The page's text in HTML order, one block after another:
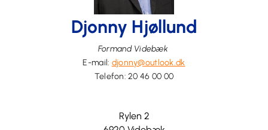
Djonny Hjøllund
Formand Videbæk
E-mail: djonny@outlook.dk
Telefon: 20 46 00 00
Rylen 2